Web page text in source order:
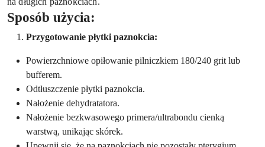
Sposób użycia:
Przygotowanie płytki paznokcia:
Powierzchniowe opiłowanie pilniczkiem 180/240 grit lub
bufferem.
Odtłuszczenie płytki paznokcia.
Nałożenie dehydratatora.
Nałożenie bezkwasowego primera/ultrabondu cienką
warstwą, unikając skórek.